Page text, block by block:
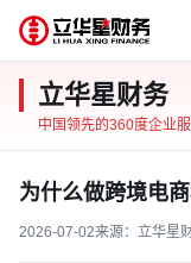
立华星财务
中国领先的360度企业
为什么做跨境电
2026-07-02来源：立华星